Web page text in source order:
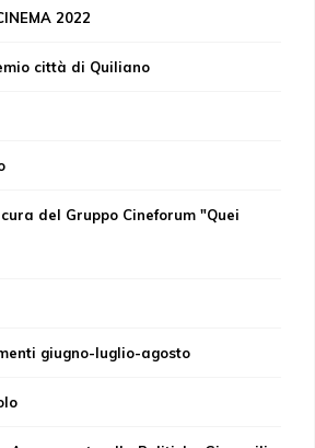
2022
città di Quiliano
cura del Gruppo Cineforum "Quei
giugno-luglio-agosto